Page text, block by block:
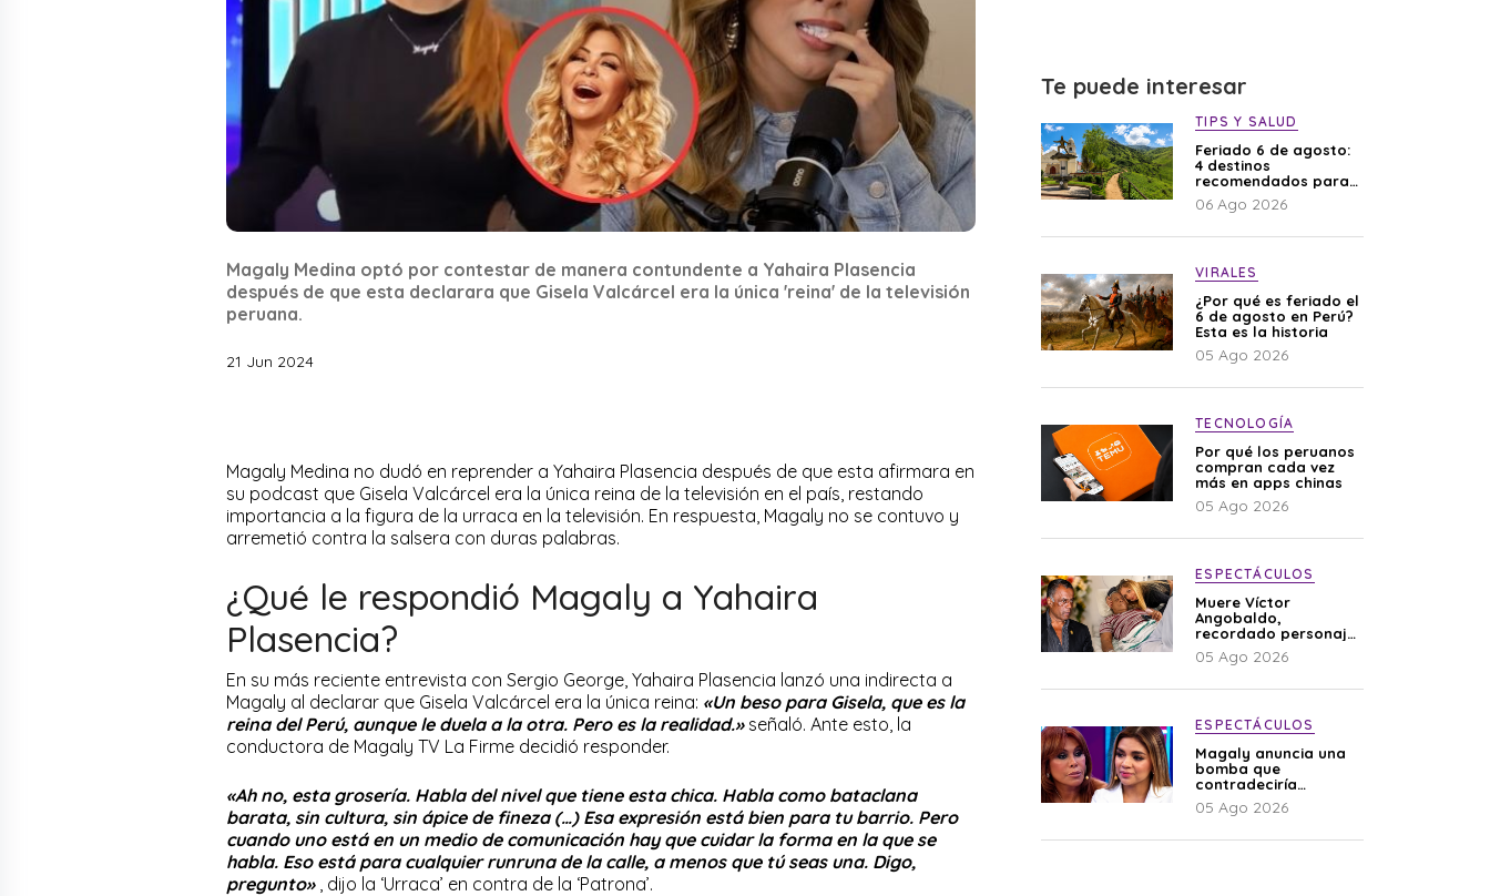
Magaly Medina optó por contestar de manera contundente a Yahaira Plasencia
después de que esta declarara que Gisela Valcárcel era la única 'reina' de la televisión
peruana.
21 Jun 2024
Magaly Medina no dudó en reprender a Yahaira Plasencia después de que esta afirmara en
su podcast que Gisela Valcárcel era la única reina de la televisión en el país, restando
importancia a la figura de la urraca en la televisión. En respuesta, Magaly no se contuvo y
arremetió contra la salsera con duras palabras.
¿Qué le respondió Magaly a Yahaira
Plasencia?
En su más reciente entrevista con Sergio George, Yahaira Plasencia lanzó una indirecta a
Magaly al declarar que Gisela Valcárcel era la única reina: «Un beso para Gisela, que es la
reina del Perú, aunque le duela a la otra. Pero es la realidad.»señaló. Ante esto, la
conductora de Magaly TV La Firme decidió responder.
«Ah no, esta grosería. Habla del nivel que tiene esta chica. Habla como bataclana
barata, sin cultura, sin ápice de fineza (…) Esa expresión está bien para tu barrio. Pero
cuando uno está en un medio de comunicación hay que cuidar la forma en la que se
habla. Eso está para cualquier runruna de la calle, a menos que tú seas una. Digo,
pregunto», dijo la ‘Urraca’ en contra de la ‘Patrona’.
Te puede interesar
TIPS Y SALUD
Feriado 6 de agosto:
4 destinos
recomendados para
disfrutar el descanso
06 Ago 2026
VIRALES
¿Por qué es feriado el
6 de agosto en Perú?
Esta es la historia
05 Ago 2026
TECNOLOGÍA
Por qué los peruanos
compran cada vez
más en apps chinas
05 Ago 2026
ESPECTÁCULOS
Muere Víctor
Angobaldo,
recordado personaje
de la farándula y
expareja de Shirley
05 Ago 2026
ESPECTÁCULOS
Magaly anuncia una
bomba que
contradeciría
comunicado de La
Bella Luz: “Hay un
05 Ago 2026